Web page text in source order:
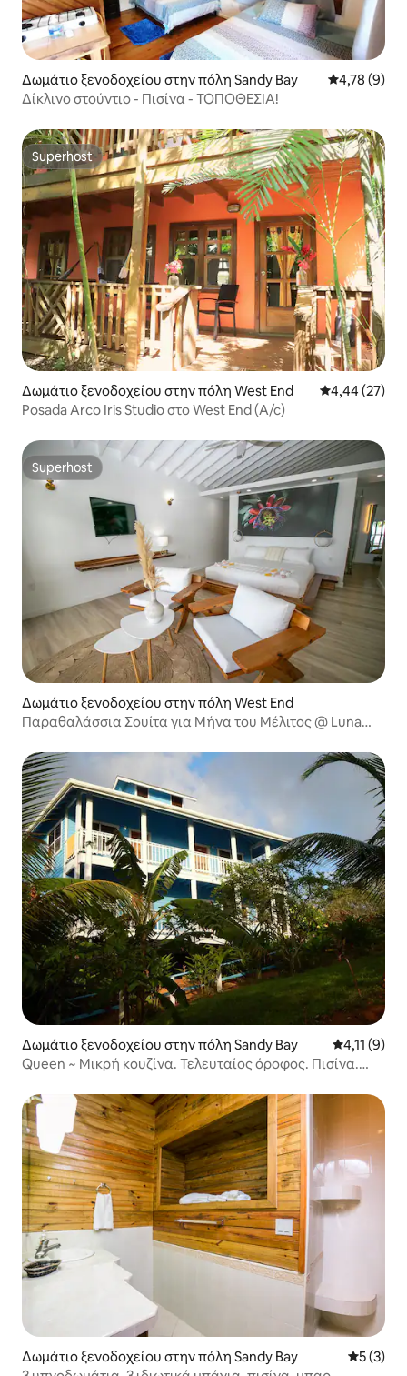
Δωμάτιο ξενοδοχείου στην πόλη Sandy Bay Μέση
4,78 (9)
Δίκλινο στούντιο - Πισίνα - ΤΟΠΟΘΕΣΊΑ!
Superhost
Superhost
Δωμάτιο ξενοδοχείου στην πόλη West End Μέση
4,44 (27)
Posada Arco Iris Studio στο West End (A/c)
Superhost
Superhost
Δωμάτιο ξενοδοχείου στην πόλη West End
Παραθαλάσσια Σουίτα για Μήνα του Μέλιτος @ Luna
Δωμάτιο ξενοδοχείου στην πόλη Sandy Bay Μέση
4,11 (9)
Queen ~ Μικρή κουζίνα. Τελευταίος όροφος. Πισίνα.
Δωμάτιο ξενοδοχείου στην πόλη Sandy Bay Μέση
5 (3)